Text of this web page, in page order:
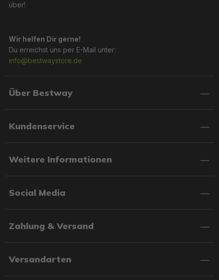
über!
Wir helfen Dir gerne!
Du erreichst uns per E-Mail unter:
info@bestwaystore.de
Über Bestway
Kundenservice
Weitere Informationen
Social Media
Zahlung & Versand
Versandarten